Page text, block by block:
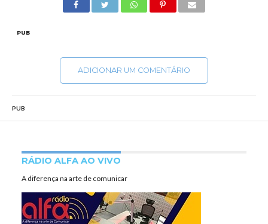
PUB
ADICIONAR UM COMENTÁRIO
PUB
RÁDIO ALFA AO VIVO
A diferença na arte de comunicar